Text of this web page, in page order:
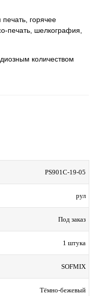
горячее
печать, шелкография,
количеством
PS901C-19-05
рул
Под заказ
1 штука
SOFMIX
Тёмно-бежевый